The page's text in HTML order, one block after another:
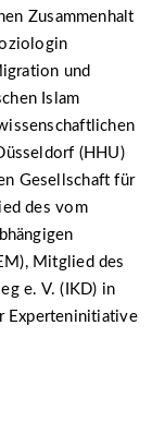
Zusammenhalt
und
Islam
(HHU)
Gesellschaft für
des vom
Mitglied des
e. V. (IKD) in
Experteninitiative